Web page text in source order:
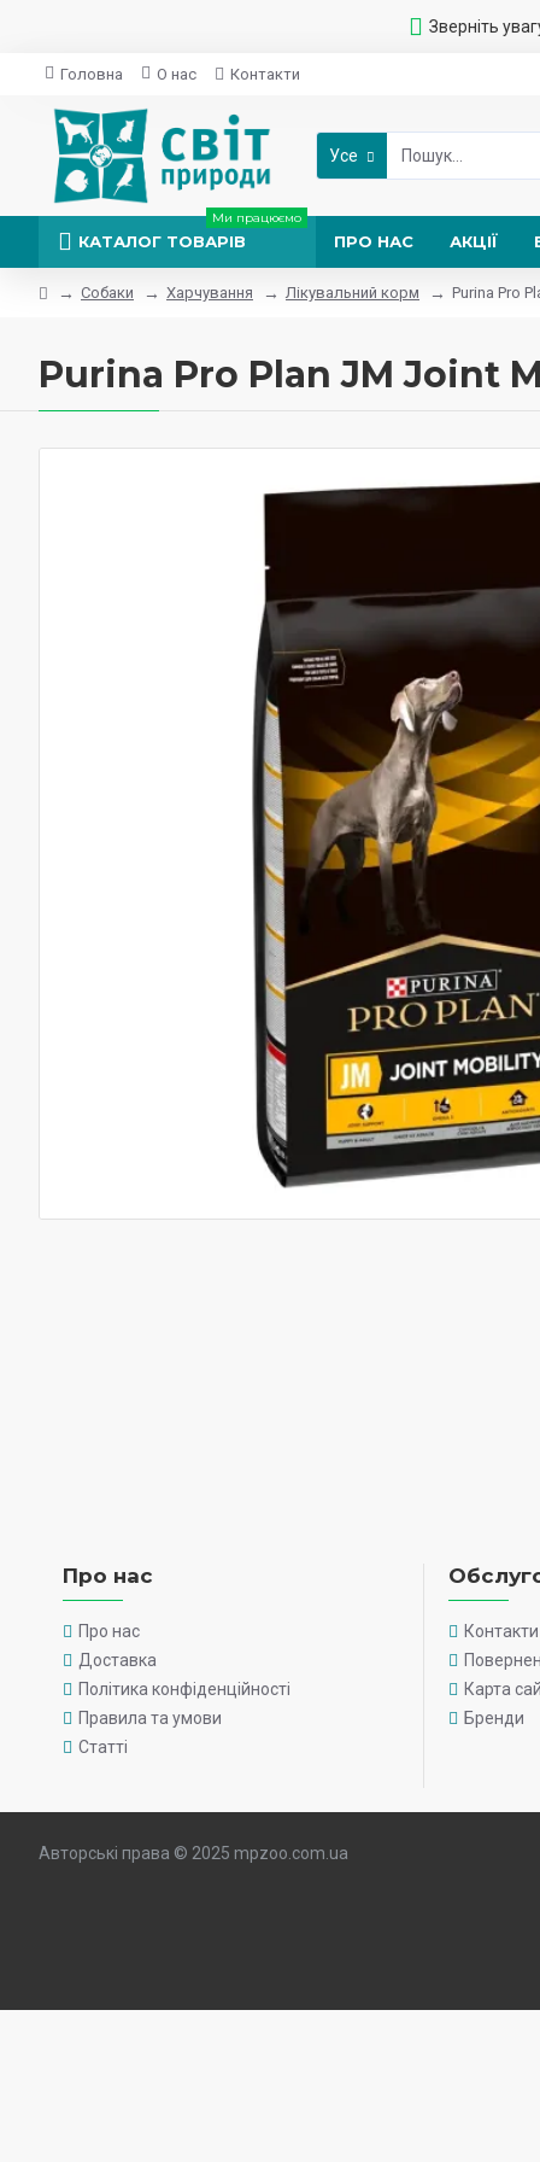
Зверніть
Головна О нас Контакти
Усе
КАТАЛОГ ТОВАРІВ
Ми працюємо
ПРО НАС АКЦІЇ
Собаки Харчування Лікувальний корм Purina Pro
Purina Pro Plan JM Joint
Про нас
Про нас
Доставка
Політика конфіденційності
Правила та умови
Статті
Контакти
Карта
Бренди
Авторські права © 2025 mpzoo.com.ua